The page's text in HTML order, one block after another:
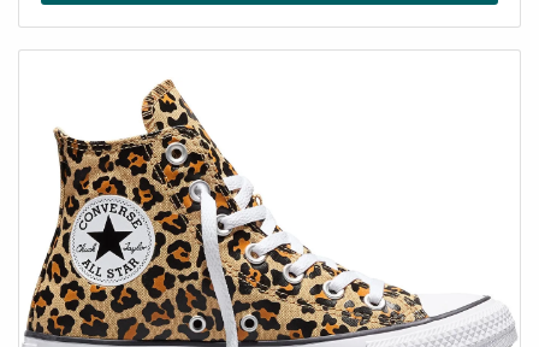
personnalisables à l'infini, les Converse sont le reflet d'une
Leur toile légère et leur semelle souple vous offrent un
confort optimal tout au long de la journée. Du look casual
au style plus affirmé, elles s'adapteront à toutes vos